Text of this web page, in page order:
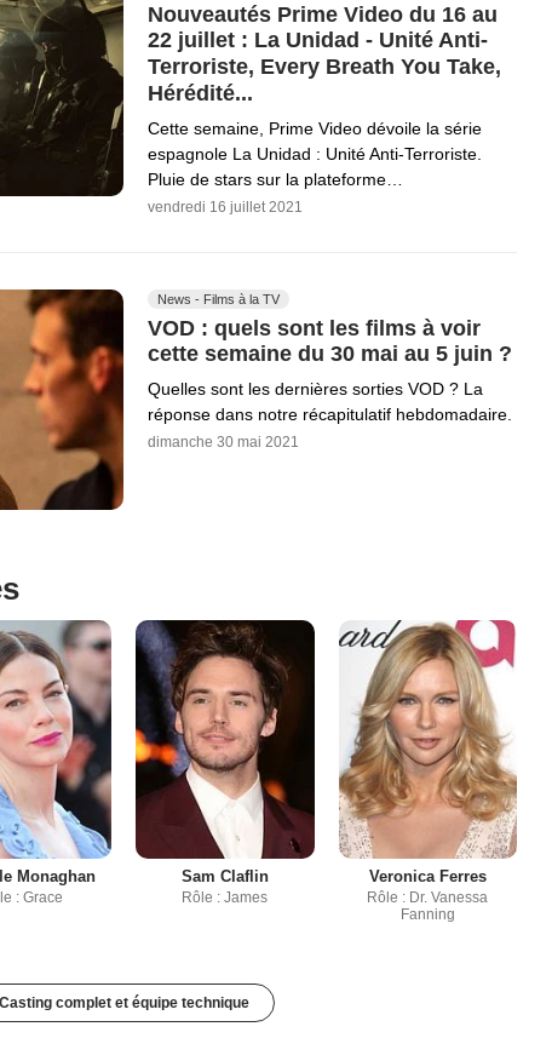
Nouveautés Prime Video du 16 au
22 juillet : La Unidad - Unité Anti-
Terroriste, Every Breath You Take,
Hérédité...
Cette semaine, Prime Video dévoile la série
espagnole La Unidad : Unité Anti-Terroriste.
Pluie de stars sur la plateforme…
vendredi 16 juillet 2021
News - Films à la TV
VOD : quels sont les films à voir
cette semaine du 30 mai au 5 juin ?
Quelles sont les dernières sorties VOD ? La
réponse dans notre récapitulatif hebdomadaire.
dimanche 30 mai 2021
Monaghan
: Grace
Sam Claflin
Rôle : James
Veronica Ferres
Rôle : Dr. Vanessa
Fanning
Casting complet et équipe technique